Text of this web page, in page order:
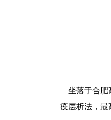
坐落于合肥
疫层析法，最